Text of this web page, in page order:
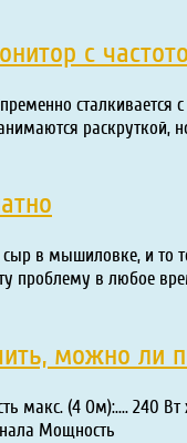
с
раскруткой,
в мышиловке, и то
проблему в любое
можно ли
макс. (4 Ом):.... 240
Мощность